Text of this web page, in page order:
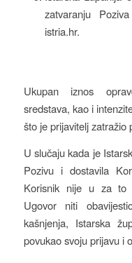
zatvaranju
istria.hr.
Ukupan iznos
sredstava, kao i
što je prijavitelj zatražio
U slučaju kada je
Pozivu i dostavila
Korisnik nije u za to
Ugovor niti
kašnjenja, Istarska
povukao svoju prijavu i